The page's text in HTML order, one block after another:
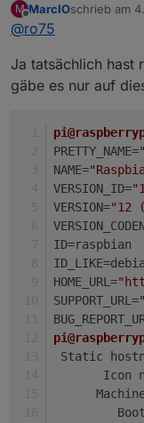
M
Offline
MarcIOschrieb am
zuletzt
@ro75
Ja tatsächlich hast
gäbe es nur auf
PRETTY_NAME=
NAME=
VERSION_ID=
VERSION="12
ID=raspbian
HOME_URL=
SUPPORT_URL=
Static
Icon